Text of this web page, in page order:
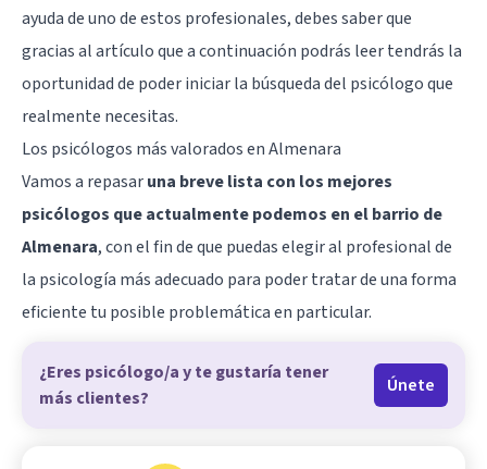
ayuda de uno de estos profesionales, debes saber que
gracias al artículo que a continuación podrás leer tendrás la
oportunidad de poder iniciar la búsqueda del psicólogo que
realmente necesitas.
Los psicólogos más valorados en Almenara
Vamos a repasaruna breve lista con los mejores
psicólogos que actualmente podemos en el barrio de
Almenara, con el fin de que puedas elegir al profesional de
la psicología más adecuado para poder tratar de una forma
eficiente tu posible problemática en particular.
¿Eres psicólogo/a y te gustaría tener
más clientes?
Únete